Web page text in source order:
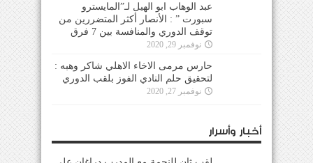
عبد الوهاب ابو الهيل لـ”المايسترو
سبورت ” : الأنصار أكثر المتضررين من
توقف الدوري والمنافسة بين 7 فرق
نوفمبر 29, 2020
حارس مرمى الاخاء الاهلي شاكر وهبه :
لتحقيق حلم النادي الفوز بلقب الدوري
نوفمبر 27, 2020
أخبار وأسرار